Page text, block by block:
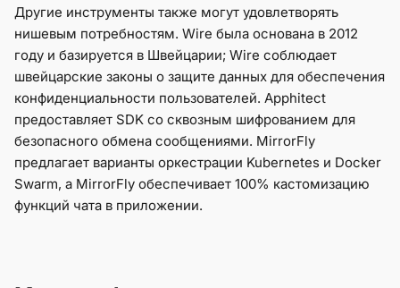
Другие инструменты также могут удовлетворять
нишевым потребностям. Wire была основана в 2012
году и базируется в Швейцарии; Wire соблюдает
швейцарские законы о защите данных для обеспечения
конфиденциальности пользователей. Apphitect
предоставляет SDK со сквозным шифрованием для
безопасного обмена сообщениями. MirrorFly
предлагает варианты оркестрации Kubernetes и Docker
Swarm, а MirrorFly обеспечивает 100% кастомизацию
функций чата в приложении.